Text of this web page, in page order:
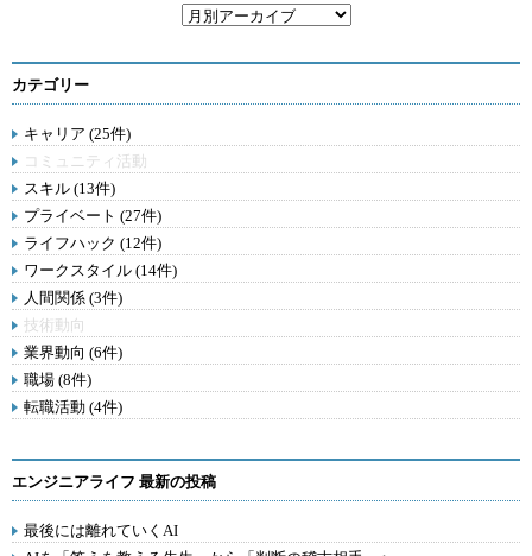
カテゴリー
キャリア (25件)
コミュニティ活動
スキル (13件)
プライベート (27件)
ライフハック (12件)
ワークスタイル (14件)
人間関係 (3件)
技術動向
業界動向 (6件)
職場 (8件)
転職活動 (4件)
エンジニアライフ 最新の投稿
最後には離れていくAI